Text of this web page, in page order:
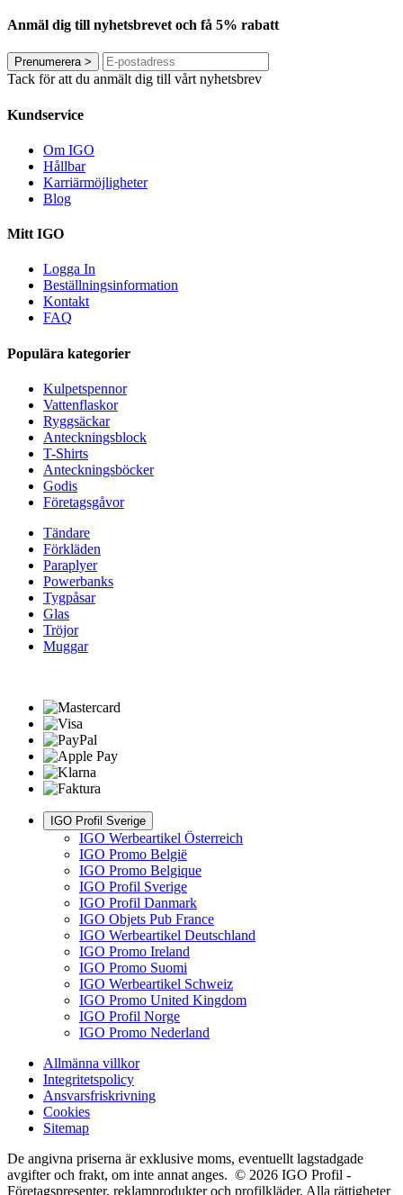
Anmäl dig till nyhetsbrevet och få 5% rabatt
Prenumerera>
Tack för att du anmält dig till vårt nyhetsbrev
Kundservice
Om IGO
Hållbar
Karriärmöjligheter
Blog
Mitt IGO
Logga In
Beställningsinformation
Kontakt
FAQ
Populära kategorier
Kulpetspennor
Vattenflaskor
Ryggsäckar
Anteckningsblock
T-Shirts
Anteckningsböcker
Godis
Företagsgåvor
Tändare
Förkläden
Paraplyer
Powerbanks
Tygpåsar
Glas
Tröjor
Muggar
IGO Profil Sverige
IGO Werbeartikel Österreich
IGO Promo België
IGO Promo Belgique
IGO Profil Sverige
IGO Profil Danmark
IGO Objets Pub France
IGO Werbeartikel Deutschland
IGO Promo Ireland
IGO Promo Suomi
IGO Werbeartikel Schweiz
IGO Promo United Kingdom
IGO Profil Norge
IGO Promo Nederland
Allmänna villkor
Integritetspolicy
Ansvarsfriskrivning
Cookies
Sitemap
De angivna priserna är exklusive moms, eventuellt lagstadgade
avgifter och frakt, om inte annat anges. © 2026 IGO Profil -
Företagspresenter, reklamprodukter och profilkläder. Alla rättigheter